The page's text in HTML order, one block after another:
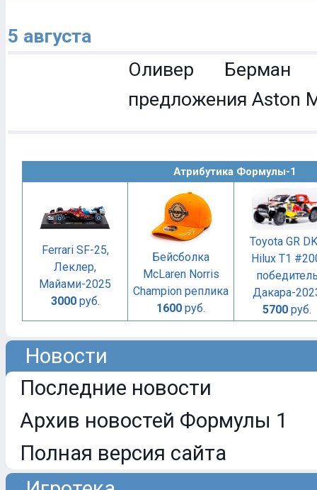
5 августа
Оливер Берман
предложения Aston
Атрибутика Формулы-1
Ferrari SF-25,
Леклер,
Майами-2025
3000руб.
Бейсболка
McLaren Norris
Champion реплика
1600 руб.
Toyota GR
Hilux T1
Дакара-
5700 руб.
Новости
Последние новости
Архив новостей Формулы 1
Полная версия сайта